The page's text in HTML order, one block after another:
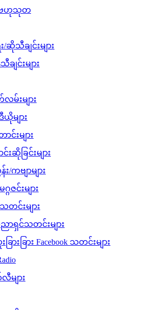
ဟုသုတ
သီချင်းများ
ျင်းများ
မ်းများ
များ
င်းများ
းဆိုခြင်းများ
/ကဗျာများ
ဂဇင်းများ
တင်းများ
ာရှင်သတင်းများ
ြားခြား Facebook သတင်းများ
များ